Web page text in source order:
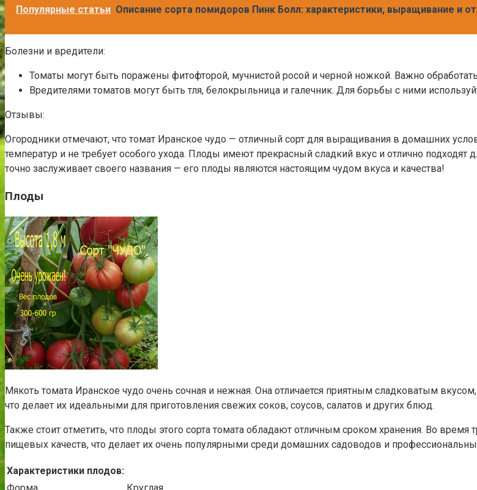
Популярные статьи Описание сорта помидоров Пинк Болл: характеристики, выращивание и
Болезни и вредители:
Томаты могут быть поражены фитофторой, мучнистой росой и черной ножкой. Важно
Вредителями томатов могут быть тля, белокрыльница и галечник. Для борьбы с ними
Отзывы:
Огородники отмечают, что томат Иранское чудо — отличный сорт для выращивания в домашних
температур и не требует особого ухода. Плоды имеют прекрасный сладкий вкус и отлично подходят
точно заслуживает своего названия — его плоды являются настоящим чудом вкуса и качества!
Плоды
Мякоть томата Иранское чудо очень сочная и нежная. Она отличается приятным сладковатым
что делает их идеальными для приготовления свежих соков, соусов, салатов и других блюд.
Также стоит отметить, что плоды этого сорта томата обладают отличным сроком хранения. Во
пищевых качеств, что делает их очень популярными среди домашних садоводов и
Характеристики плодов: